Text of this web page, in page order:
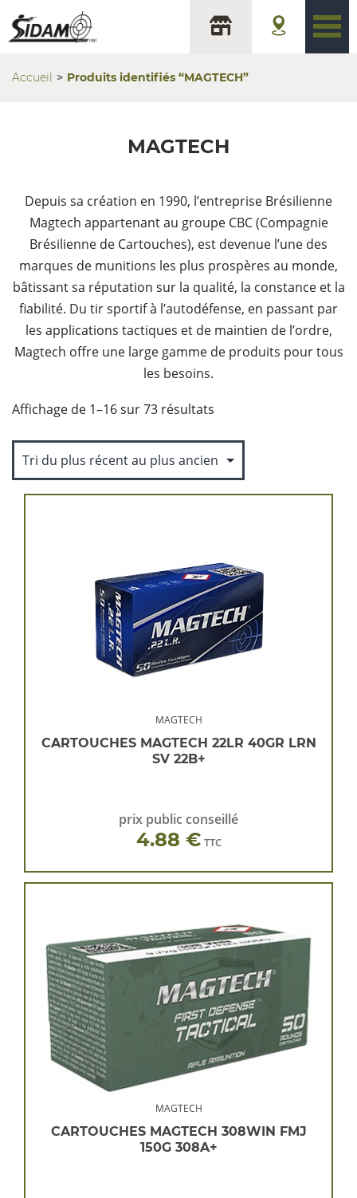
Accueil Produits identifiés “MAGTECH”
MAGTECH
Depuis sa création en 1990, l’entreprise Brésilienne
Magtech appartenant au groupe CBC (Compagnie
Brésilienne de Cartouches), est devenue l’une des
marques de munitions les plus prospères au monde,
bâtissant sa réputation sur la qualité, la constance et la
fiabilité. Du tir sportif à l’autodéfense, en passant par
les applications tactiques et de maintien de l’ordre,
Magtech offre une large gamme de produits pour tous
les besoins.
Affichage de 1–16 sur 73 résultats
au
MAGTECH
CARTOUCHES MAGTECH 22LR 40GR LRN
SV 22B+
prix public conseillé
4.88 € TTC
MAGTECH
CARTOUCHES MAGTECH 308WIN FMJ
150G 308A+